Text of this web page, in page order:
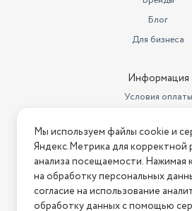
до 45 ч
Конструктивные особенности
до 15 ч
Блог
Для бизнеса
Информация
Условия оплаты
Условия
Нашли ошибку на сайте?
2026 © Интернет-магазин
Мы используем файлы cookie и
Яндекс.Метрика для корректной
анализа посещаемости. Нажимая
на обработку персональных
согласие на использование
обработку данных с помощью